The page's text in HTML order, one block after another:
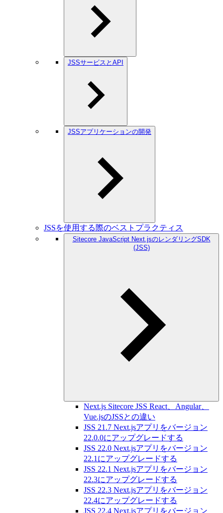
JSSサービスとAPI
JSSアプリケーションの開発
JSSを使用する際のベストプラクティス
Sitecore JavaScript Next.jsのレンダリングSDK
(JSS)
Next.js Sitecore JSS React、Angular、
Vue.jsのJSSとの違い
JSS 21.7 Next.jsアプリをバージョン
22.0.0にアップグレードする
JSS 22.0 Next.jsアプリをバージョン
22.1にアップグレードする
JSS 22.1 Next.jsアプリをバージョン
22.3にアップグレードする
JSS 22.3 Next.jsアプリをバージョン
22.4にアップグレードする
JSS 22.4 Next.jsアプリをバージョン